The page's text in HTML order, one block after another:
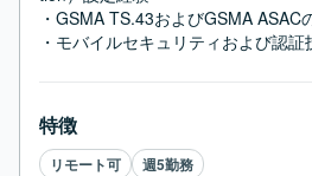
・GSMA TS.43およびGSMA ASAC
・モバイルセキュリティおよび認
特徴
リモート可 週5勤務